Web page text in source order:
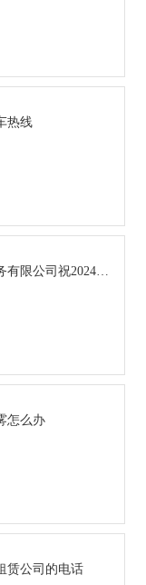
热线
青岛逸达租车服务有限公司祝2024年元旦快乐！
怎么办
赁公司的电话